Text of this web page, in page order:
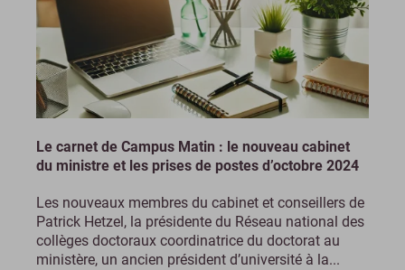
Le carnet de Campus Matin : le nouveau cabinet
du ministre et les prises de postes d’octobre 2024
Les nouveaux membres du cabinet et conseillers de
Patrick Hetzel, la présidente du Réseau national des
collèges doctoraux coordinatrice du doctorat au
ministère, un ancien président d’université à la...